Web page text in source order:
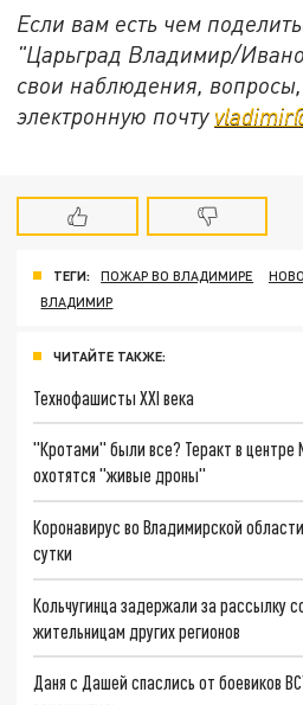
Если вам есть чем
"Царьград Владимир/
свои наблюдения,
электронную почту
ТЕГИ: ПОЖАР ВО ВЛАДИМИРЕ
ВЛАДИМИР
ЧИТАЙТЕ ТАКЖЕ:
Технофашисты XXI века
"Кротами" были все? Теракт в центре
охотятся "живые дроны"
Коронавирус во Владимирской
сутки
Кольчугинца задержали за рассылку
жительницам других регионов
Даня с Дашей спаслись от боевиков